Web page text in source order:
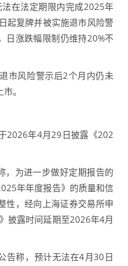
在法定期限内完成2025年
起复牌并被实施退市风险警
日涨跌幅限制仍维持20%不
风险警示后2个月内仍未
。
年4月29日披露《202
为进一步做好定期报告的
年年度报告》的质量和信
性，经向上海证券交易所申
披露时间延期至2026年4月
称，预计无法在4月30日